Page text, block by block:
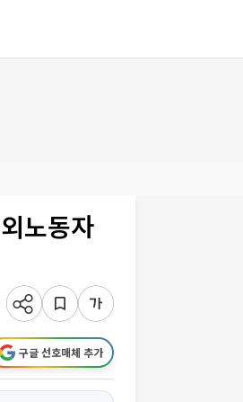
노동자
구글 선호매체 추가